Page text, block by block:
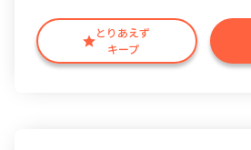
とりあえず
キープ